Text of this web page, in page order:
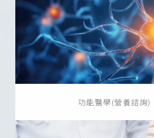
功能醫學(營養諮詢)